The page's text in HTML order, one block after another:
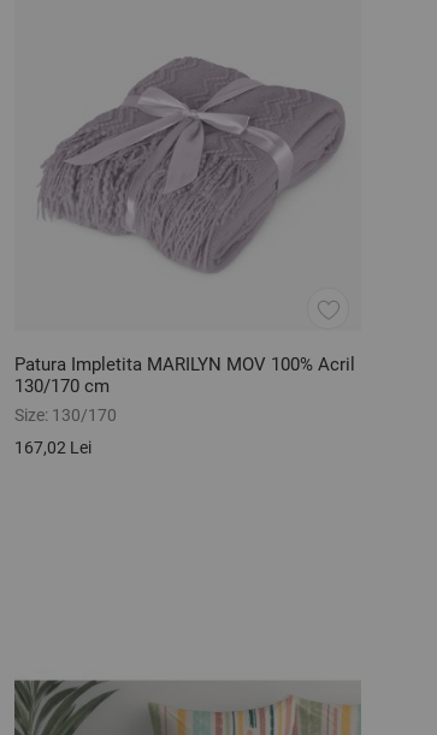
Patura Impletita MARILYN MOV 100% Acril
130/170 cm
Size: 130/170
167,02 Lei